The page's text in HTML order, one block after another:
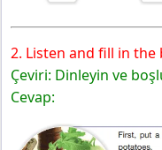
2. Listen and fill in the
Çeviri: Dinleyin ve
Cevap: